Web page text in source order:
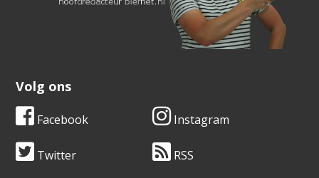
Volg ons
Facebook Instagram
Twitter RSS